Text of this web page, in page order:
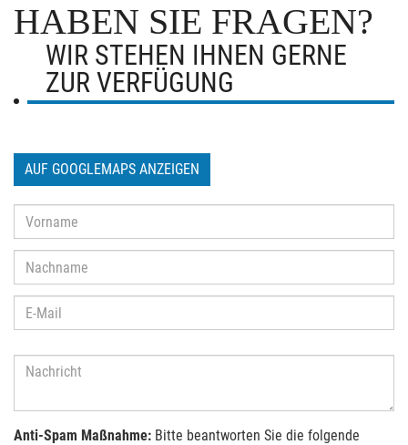
HABEN SIE FRAGEN?
WIR STEHEN IHNEN GERNE
ZUR VERFÜGUNG
AUF GOOGLEMAPS ANZEIGEN
Anti-Spam Maßnahme: Bitte beantworten Sie die folgende